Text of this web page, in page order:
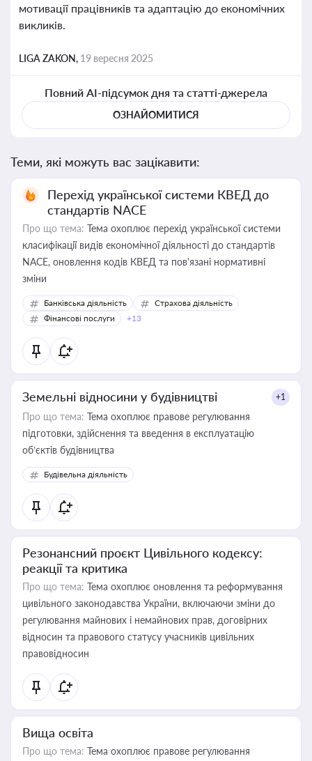
мотивації працівників та адаптацію до економічних
викликів.
LIGA ZAKON, 19 вересня 2025
Повний AI-підсумок дня та статті-джерела
ОЗНАЙОМИТИСЯ
Теми, які можуть вас зацікавити:
Перехід української системи КВЕД до
стандартів NACE
Про що тема: Тема охоплює перехід української системи
класифікації видів економічної діяльності до стандартів
NACE, оновлення кодів КВЕД та пов'язані нормативні
зміни
Банківська діяльність
Страхова діяльність
Фінансові послуги
+13
Земельні відносини у будівництві +1
Про що тема: Тема охоплює правове регулювання
підготовки, здійснення та введення в експлуатацію
об’єктів будівництва
Будівельна діяльність
Резонансний проєкт Цивільного кодексу:
реакції та критика
Про що тема: Тема охоплює оновлення та реформування
цивільного законодавства України, включаючи зміни до
регулювання майнових і немайнових прав, договірних
відносин та правового статусу учасників цивільних
правовідносин
Вища освіта
Про що тема: Тема охоплює правове регулювання